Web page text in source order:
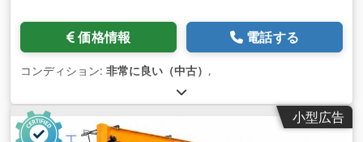
価格情報 電話する
コンディション: 非常に良い（中古） ,
小型広告